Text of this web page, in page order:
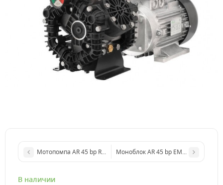
Мотопомпа AR 45 bp Rato EHR 180 BlueFlex™ GCI (GS 25) арт.
Моноблок AR 45 bp EM BlueFlex™
В наличии